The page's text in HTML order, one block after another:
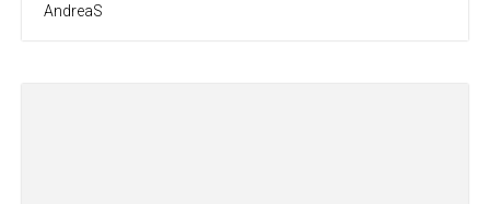
AndreaS